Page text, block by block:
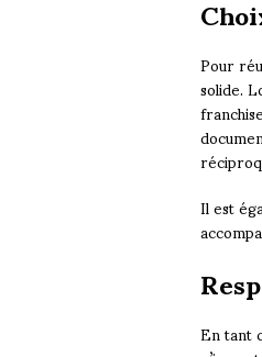
Pour
solide.
Il est
En tant